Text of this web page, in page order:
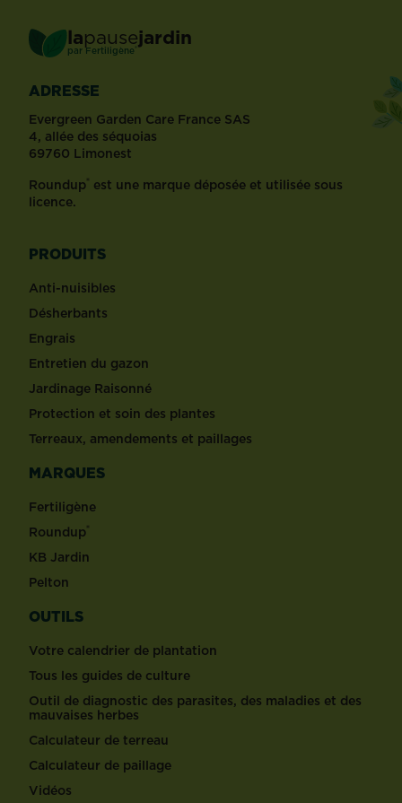
lapausejardin
par Fertiligène ®
ADRESSE
Evergreen Garden Care France SAS
4, allée des séquoias
69760 Limonest
Roundup® est une marque déposée et utilisée sous
licence.
PRODUITS
Anti-nuisibles
Désherbants
Engrais
Entretien du gazon
Jardinage Raisonné
Protection et soin des plantes
Terreaux, amendements et paillages
MARQUES
Fertiligène
Roundup®
KB Jardin
Pelton
OUTILS
Votre calendrier de plantation
Tous les guides de culture
Outil de diagnostic des parasites, des maladies et des
mauvaises herbes
Calculateur de terreau
Calculateur de paillage
Vidéos